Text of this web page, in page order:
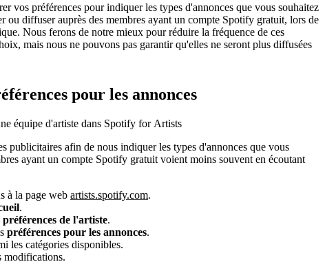
vos préférences pour indiquer les types d'annonces que vous souhaitez
ou diffuser auprès des membres ayant un compte Spotify gratuit, lors de
Nous ferons de notre mieux pour réduire la fréquence de ces
mais nous ne pouvons pas garantir qu'elles ne seront plus diffusées
pour les annonces
équipe d'artiste dans Spotify for Artists
publicitaires afin de nous indiquer les types d'annonces que vous
ayant un compte Spotify gratuit voient moins souvent en écoutant
à la page web artists.spotify.com.
.
préférences de l'artiste.
préférences pour les annonces.
les catégories disponibles.
modifications.